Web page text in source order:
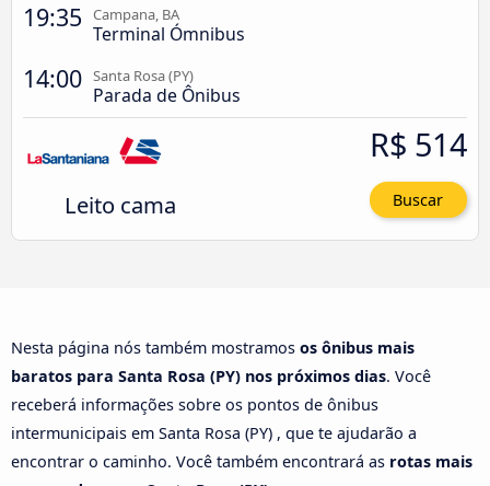
19:35 Campana, BA
Terminal Ómnibus
14:00 Santa Rosa (PY)
Parada de Ônibus
Leito cama
R$ 514
Buscar
Nesta página nós também mostramos os ônibus mais
baratos para Santa Rosa (PY) nos próximos dias. Você
receberá informações sobre os pontos de ônibus
intermunicipais em Santa Rosa (PY) , que te ajudarão a
encontrar o caminho. Você também encontrará as rotas mais